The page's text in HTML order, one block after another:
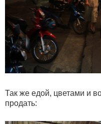
Так же едой, цветами и
продать: